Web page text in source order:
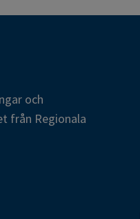
och
från Regionala